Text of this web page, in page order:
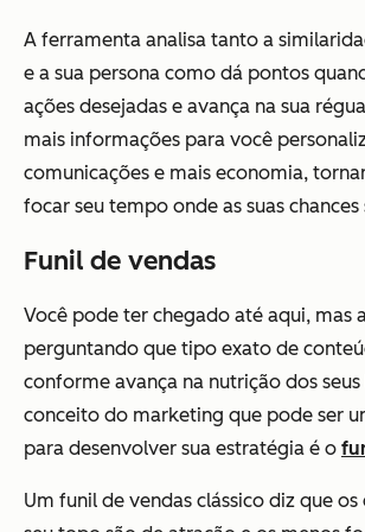
A ferramenta analisa tanto a
e a sua persona como dá pontos
ações desejadas e avança na sua
mais informações para você
comunicações e mais economia,
focar seu tempo onde as suas
Funil de vendas
Você pode ter chegado até aqui, mas
perguntando que tipo exato de
conforme avança na nutrição dos seus
conceito do marketing que pode ser
para desenvolver sua estratégia é o
Um funil de vendas clássico diz que